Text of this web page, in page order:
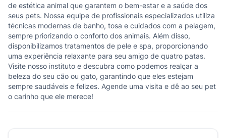
de estética animal que garantem o bem-estar e a saúde dos
seus pets. Nossa equipe de profissionais especializados utiliza
técnicas modernas de banho, tosa e cuidados com a pelagem,
sempre priorizando o conforto dos animais. Além disso,
disponibilizamos tratamentos de pele e spa, proporcionando
uma experiência relaxante para seu amigo de quatro patas.
Visite nosso instituto e descubra como podemos realçar a
beleza do seu cão ou gato, garantindo que eles estejam
sempre saudáveis e felizes. Agende uma visita e dê ao seu pet
o carinho que ele merece!